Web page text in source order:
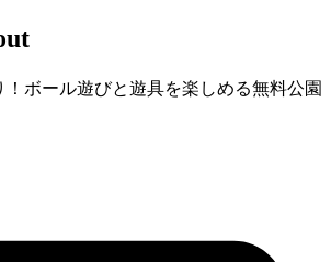
ボール遊びと遊具を楽しめる無料公園